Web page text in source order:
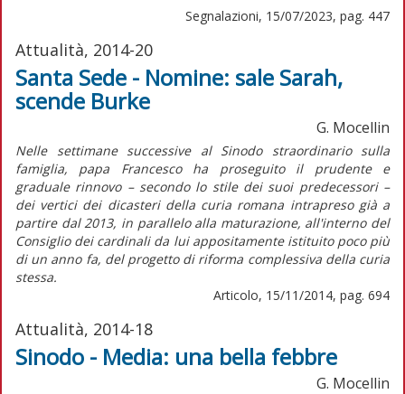
Segnalazioni, 15/07/2023, pag. 447
Attualità, 2014-20
Santa Sede - Nomine: sale Sarah,
scende Burke
G. Mocellin
Nelle settimane successive al Sinodo straordinario sulla
famiglia, papa Francesco ha proseguito il prudente e
graduale rinnovo – secondo lo stile dei suoi predecessori –
dei vertici dei dicasteri della curia romana intrapreso già a
partire dal 2013, in parallelo alla maturazione, all'interno del
Consiglio dei cardinali da lui appositamente istituito poco più
di un anno fa, del progetto di riforma complessiva della curia
stessa.
Articolo, 15/11/2014, pag. 694
Attualità, 2014-18
Sinodo - Media: una bella febbre
G. Mocellin